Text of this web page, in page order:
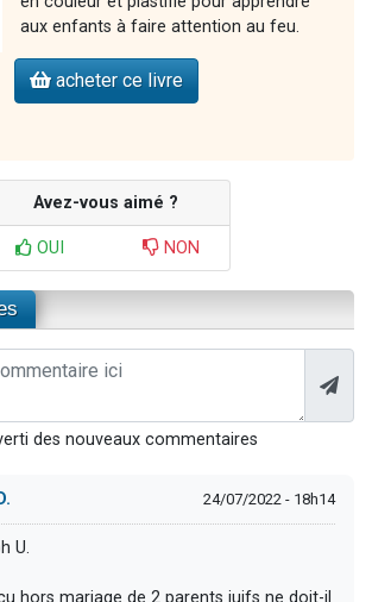
aux enfants à faire attention au feu.
acheter ce livre
Avez-vous aimé ?
OUI NON
des nouveaux commentaires
24/07/2022 - 18h14
U.